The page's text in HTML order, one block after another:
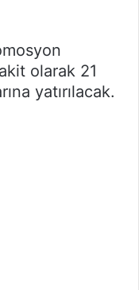
olarak 21
yatırılacak.